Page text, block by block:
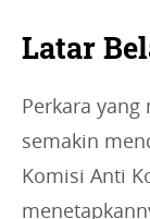
Latar
Perkara
semakin
Komisi Anti